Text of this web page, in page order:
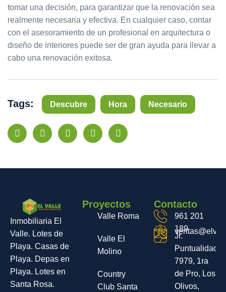
tomar una decisión, para garantizar que la renovación sea
realmente necesaria y efectiva. En cualquier caso, contar
con el asesoramiento de un profesional en arquitectura o
diseño de interiores puede ser de gran ayuda para llevar a
cabo una renovación exitosa.
Tags: Descubre Hora Necesario
Inmobiliaria El
Valle. Lotes de
Playa. Casas de
Playa. Depas en
Playa. Lotes en
Santa Rosa.
Proyectos
Valle Roma
Valle El
Molino
Country
Club Santa
Contacto
961 201
189
Jr.
Puntualidad
7979, 1ra
de Pro, Los
Olivos,